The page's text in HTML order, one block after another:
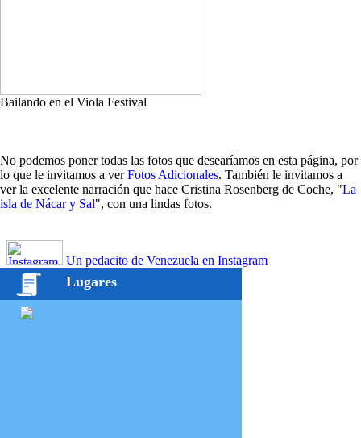
Bailando en el Viola Festival
No podemos poner todas las fotos que desearíamos en esta página, por
lo que le invitamos a verFotos Adicionales. También le invitamos a
ver la excelente narración que hace Cristina Rosenberg de Coche, "La
isla de Nácar y Sal", con una lindas fotos.
Un pedacito de Venezuela en Instagram
Lugares